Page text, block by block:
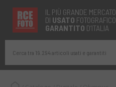
IL PIÙ GRANDE MERCATO
DI USATO FOTOGRAFICO
GARANTITO D’ITALIA
Cerca tra 19.294 articoli usati e garantiti